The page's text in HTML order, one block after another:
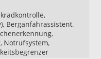
Berganfahrassistent,
Notrufsystem,